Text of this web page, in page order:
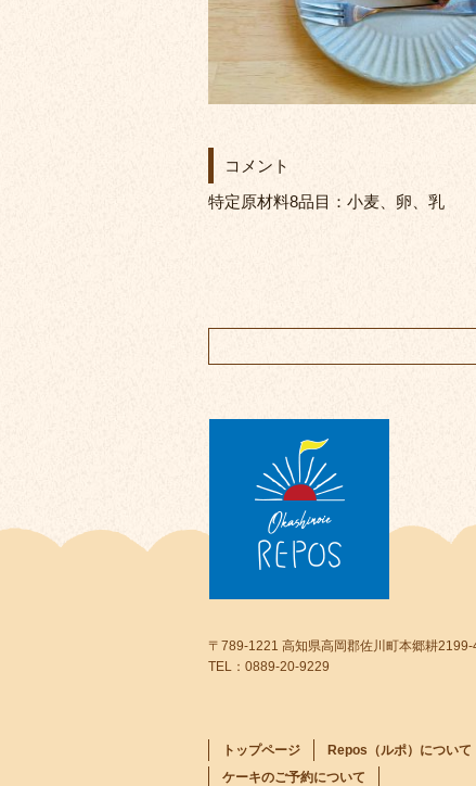
コメント
特定原材料8品目：小麦、卵、乳
トップページ Repos（ルポ）について
ケーキのご予約について
〒789-1221 高知県高岡郡佐川町本郷耕2199-
TEL：0889-20-9229